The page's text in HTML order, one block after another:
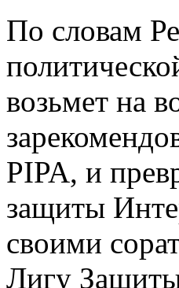
По словам
возьмет на
PIPA, и
защиты
своими
Лигу Защиты